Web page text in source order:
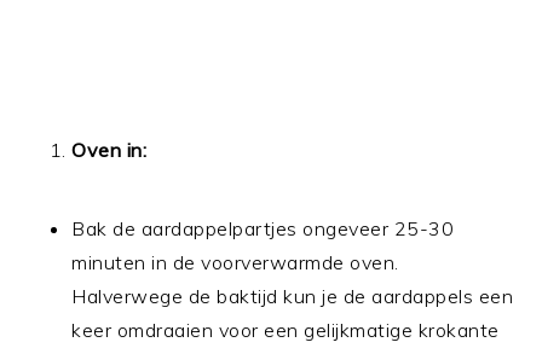
Oven in:
Bak de aardappelpartjes ongeveer 25-30
minuten in de voorverwarmde oven.
Halverwege de baktijd kun je de aardappels een
keer omdraaien voor een gelijkmatige krokante